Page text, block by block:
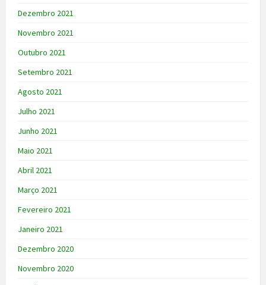
Dezembro 2021
Novembro 2021
Outubro 2021
Setembro 2021
Agosto 2021
Julho 2021
Junho 2021
Maio 2021
Abril 2021
Março 2021
Fevereiro 2021
Janeiro 2021
Dezembro 2020
Novembro 2020